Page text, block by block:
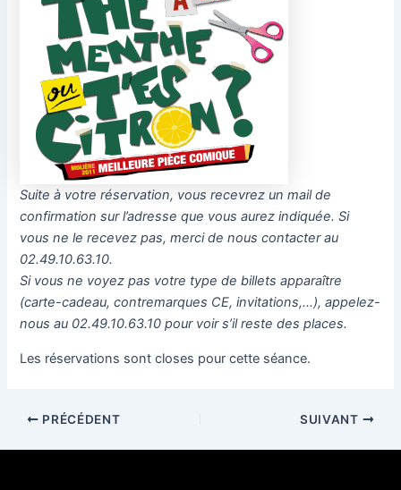
Suite à votre réservation, vous recevrez un mail de
confirmation sur l’adresse que vous aurez indiquée. Si
vous ne le recevez pas, merci de nous contacter au
02.49.10.63.10.
Si vous ne voyez pas votre type de billets apparaître
(carte-cadeau, contremarques CE, invitations,…), appelez-
nous au 02.49.10.63.10 pour voir s’il reste des places.
Les réservations sont closes pour cette séance.
PRÉCÉDENT SUIVANT